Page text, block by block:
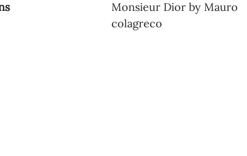
Monsieur Dior by Mauro
colagreco